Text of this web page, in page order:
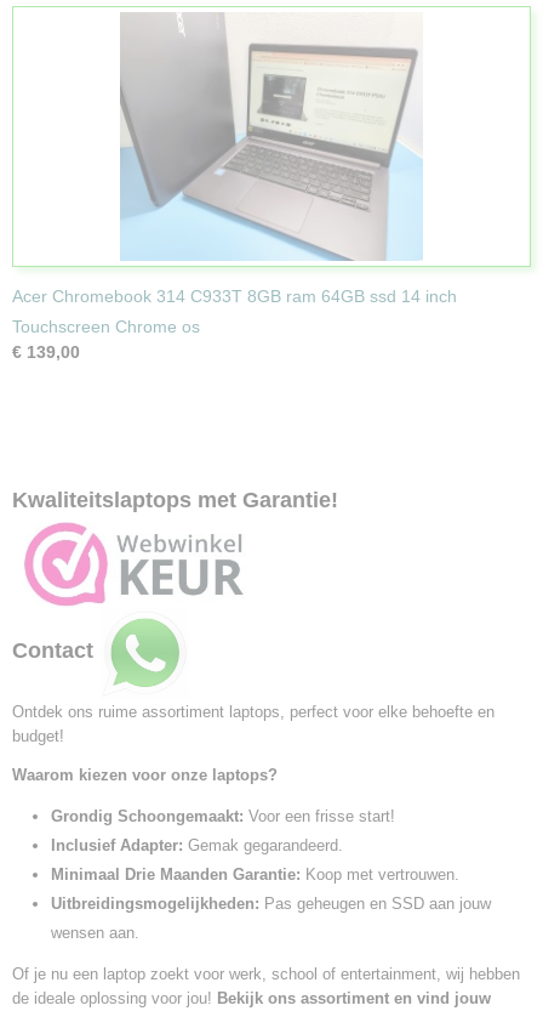
Acer Chromebook 314 C933T 8GB ram 64GB ssd 14 inch
Touchscreen Chrome os
€ 139,00
Kwaliteitslaptops met Garantie!
Contact
Ontdek ons ruime assortiment laptops, perfect voor elke behoefte en
budget!
Waarom kiezen voor onze laptops?
Grondig Schoongemaakt: Voor een frisse start!
Inclusief Adapter: Gemak gegarandeerd.
Minimaal Drie Maanden Garantie: Koop met vertrouwen.
Uitbreidingsmogelijkheden: Pas geheugen en SSD aan jouw
wensen aan.
Of je nu een laptop zoekt voor werk, school of entertainment, wij hebben
de ideale oplossing voor jou! Bekijk ons assortiment en vind jouw